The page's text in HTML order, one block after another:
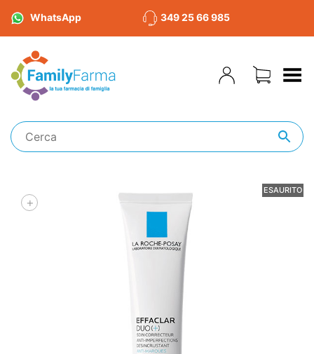
WhatsApp 349 25 66 985
Toggle Menu
ESAURITO
+